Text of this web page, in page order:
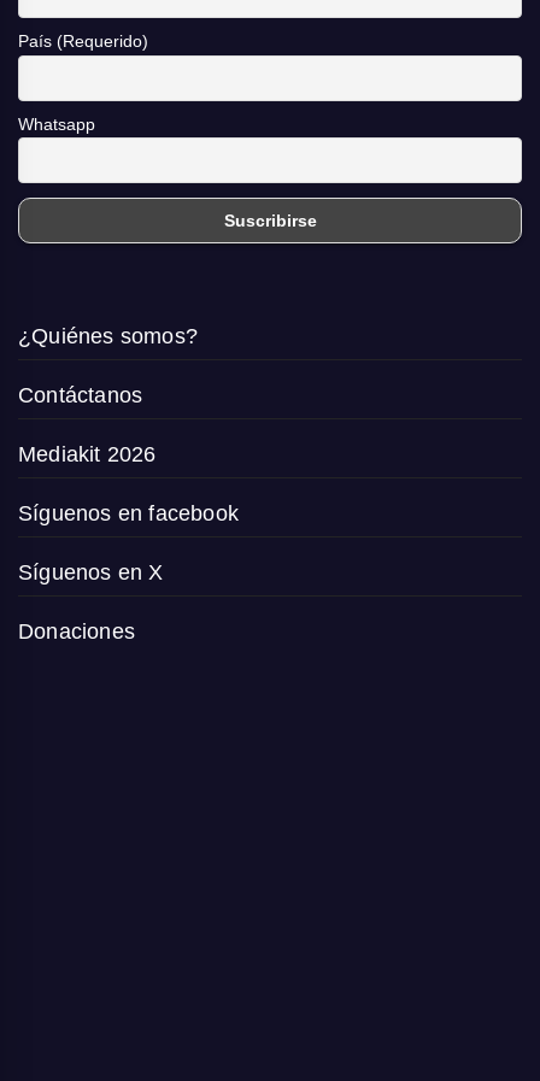
País (Requerido)
Whatsapp
¿Quiénes somos?
Contáctanos
Mediakit 2026
Síguenos en facebook
Síguenos en X
Donaciones